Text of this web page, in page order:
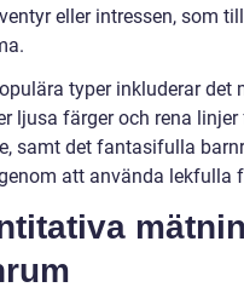
eller intressen, som
typer inkluderar
ljusa färger och rena
samt det fantasifulla
att använda lekfulla